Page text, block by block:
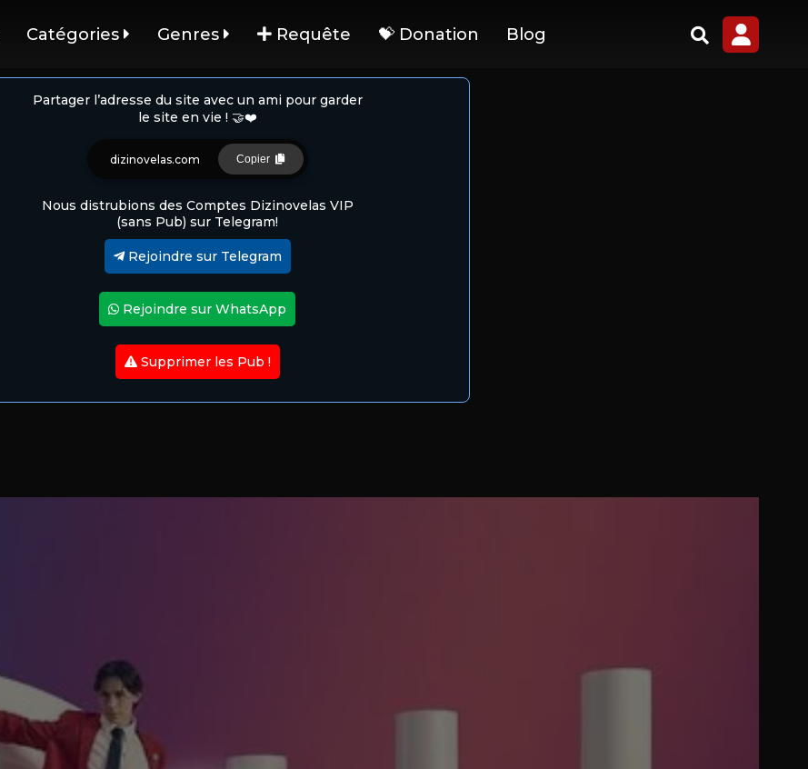
Catégories Genres Requête 💝 Donation Blog
Partager l’adresse du site avec un ami pour garder
le site en vie ! 🤝❤️
dizinovelas.com Copier
Nous distrubions des Comptes Dizinovelas VIP
(sans Pub) sur Telegram!
Rejoindre sur Telegram
Rejoindre sur WhatsApp
Supprimer les Pub !